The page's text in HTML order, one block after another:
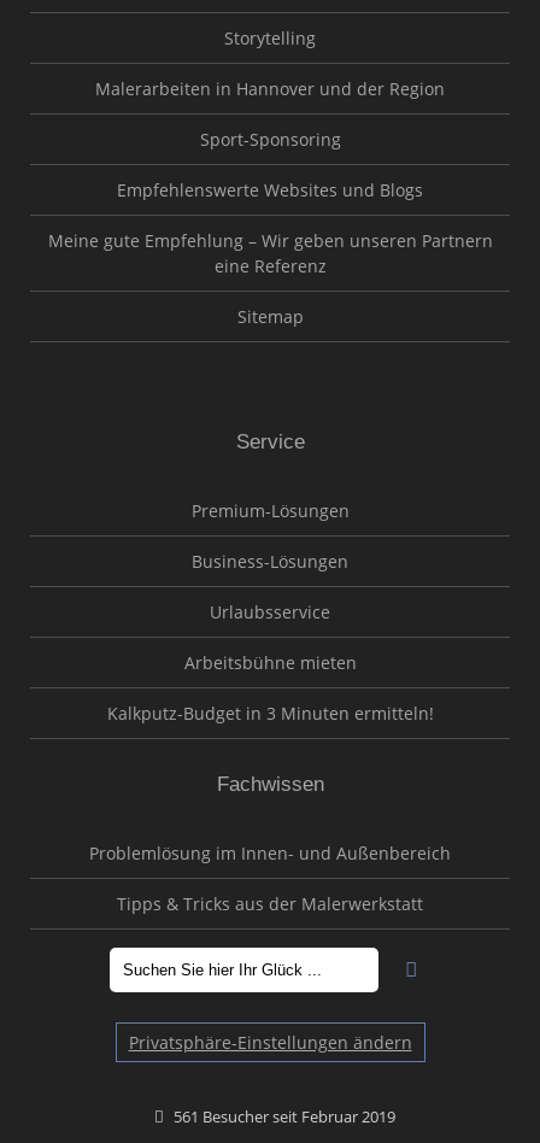
Storytelling
Malerarbeiten in Hannover und der Region
Sport-Sponsoring
Empfehlenswerte Websites und Blogs
Meine gute Empfehlung – Wir geben unseren Partnern
eine Referenz
Sitemap
Service
Premium-Lösungen
Business-Lösungen
Urlaubsservice
Arbeitsbühne mieten
Kalkputz-Budget in 3 Minuten ermitteln!
Fachwissen
Problemlösung im Innen- und Außenbereich
Tipps & Tricks aus der Malerwerkstatt
Privatsphäre-Einstellungen ändern
561 Besucher seit Februar 2019